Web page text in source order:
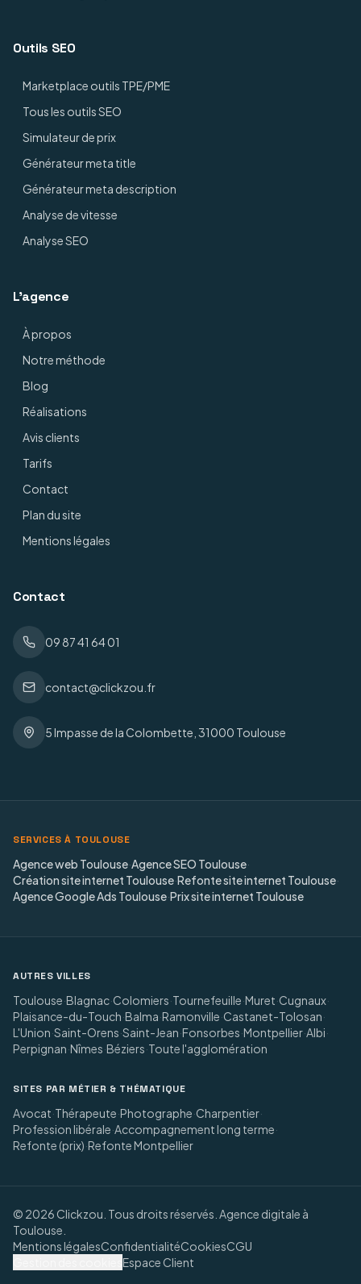
Outils SEO
Marketplace outils TPE/PME
Tous les outils SEO
Simulateur de prix
Générateur meta title
Générateur meta description
Analyse de vitesse
Analyse SEO
L'agence
À propos
Notre méthode
Blog
Réalisations
Avis clients
Tarifs
Contact
Plan du site
Mentions légales
Contact
09 87 41 64 01
contact@clickzou.fr
5 Impasse de la Colombette, 31000 Toulouse
SERVICES À TOULOUSE
Agence web Toulouse·Agence SEO Toulouse·
Création site internet Toulouse·Refonte site internet Toulouse·
Agence Google Ads Toulouse·Prix site internet Toulouse
AUTRES VILLES
Toulouse·Blagnac·Colomiers·Tournefeuille·Muret·Cugnaux·
Plaisance-du-Touch·Balma·Ramonville·Castanet-Tolosan·
L'Union·Saint-Orens·Saint-Jean·Fonsorbes·Montpellier·Albi·
Perpignan·Nîmes·Béziers·Toute l'agglomération
SITES PAR MÉTIER & THÉMATIQUE
Avocat·Thérapeute·Photographe·Charpentier·
Profession libérale·Accompagnement long terme·
Refonte (prix)·Refonte Montpellier
© 2026 Clickzou. Tous droits réservés. Agence digitale à
Toulouse.
Mentions légalesConfidentialitéCookiesCGU
Espace Client